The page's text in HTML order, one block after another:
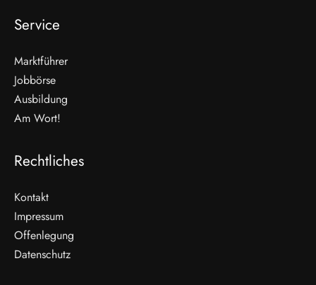
WEITERLESEN
Nicht verpassen
Service
Marktführer
Jobbörse
Ausbildung
Am Wort!
Rechtliches
Kontakt
Impressum
Offenlegung
Datenschutz